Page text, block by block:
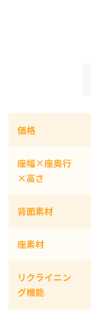
価格
座幅×座奥行
×高さ
背面素材
座素材
リクライニン
グ機能